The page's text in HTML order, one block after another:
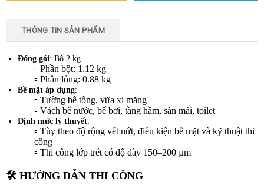
THÔNG TIN SẢN PHẨM
Đóng gói: Bộ 2 kg
▫ Phần bột: 1.12 kg
▫ Phần lỏng: 0.88 kg
Bề mặt áp dụng:
▫ Tường bê tông, vữa xi măng
▫ Vách bể nước, bể bơi, tầng hầm, sàn mái, toilet
Định mức lý thuyết:
▫ Tùy theo độ rộng vết nứt, điều kiện bề mặt và kỹ thuật thi
công
▫ Thi công lớp trét có độ dày 150–200 µm
🛠️ HƯỚNG DẪN THI CÔNG